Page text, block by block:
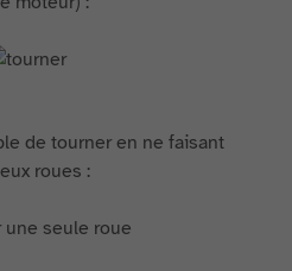
de tourner en ne faisant
roues :